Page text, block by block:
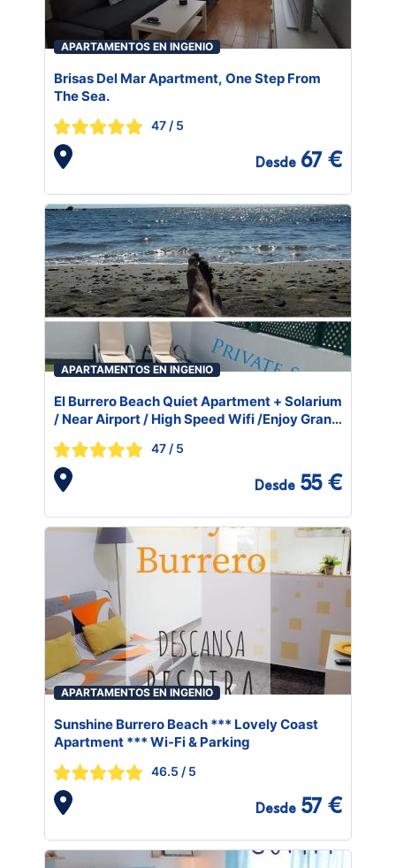
APARTAMENTOS EN INGENIO
Brisas Del Mar Apartment, One Step From
The Sea.
47 / 5
Desde 67 €
APARTAMENTOS EN INGENIO
El Burrero Beach Quiet Apartment + Solarium
/ Near Airport / High Speed Wifi /Enjoy Gran
47 / 5
Desde 55 €
APARTAMENTOS EN INGENIO
Sunshine Burrero Beach *** Lovely Coast
Apartment *** Wi-Fi & Parking
46.5 / 5
Desde 57 €